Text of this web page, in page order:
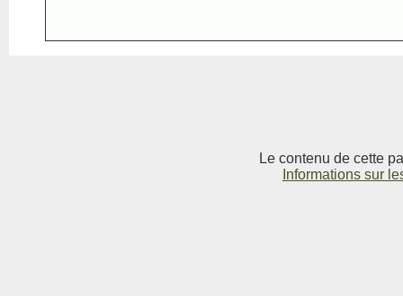
Le contenu de cette
Informations sur